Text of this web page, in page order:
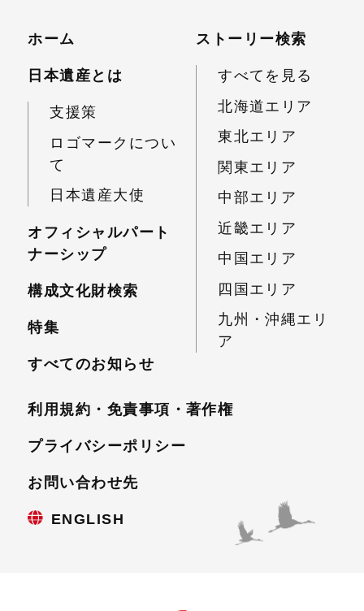
ホーム
日本遺産とは
支援策
ロゴマークについ
て
日本遺産大使
オフィシャルパート
ナーシップ
構成文化財検索
特集
すべてのお知らせ
ストーリー検索
すべてを見る
北海道エリア
東北エリア
関東エリア
中部エリア
近畿エリア
中国エリア
四国エリア
九州・沖縄エリ
ア
利用規約・免責事項・著作権
プライバシーポリシー
お問い合わせ先
ENGLISH